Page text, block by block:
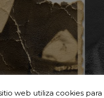
web utiliza cookies